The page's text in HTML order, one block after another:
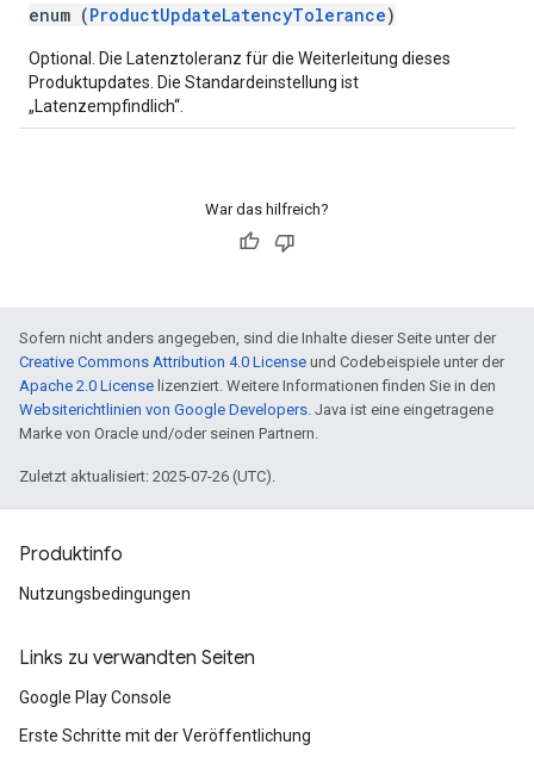
enum (ProductUpdateLatencyTolerance)
Optional. Die Latenztoleranz für die Weiterleitung dieses
Produktupdates. Die Standardeinstellung ist
„Latenzempfindlich“.
War das hilfreich?
Sofern nicht anders angegeben, sind die Inhalte dieser Seite unter der
Creative Commons Attribution 4.0 License und Codebeispiele unter der
Apache 2.0 License lizenziert. Weitere Informationen finden Sie in den
Websiterichtlinien von Google Developers. Java ist eine eingetragene
Marke von Oracle und/oder seinen Partnern.
Zuletzt aktualisiert: 2025-07-26 (UTC).
Produktinfo
Nutzungsbedingungen
Links zu verwandten Seiten
Google Play Console
Erste Schritte mit der Veröffentlichung